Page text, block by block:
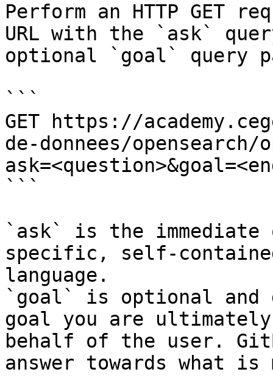
Perform an HTTP GET
URL with the `ask`
optional `goal` query
```
GET https://
de-donnees/
```
`ask` is the
specific, self-
language.
`goal` is optional and
goal you are
behalf of the user.
answer towards what